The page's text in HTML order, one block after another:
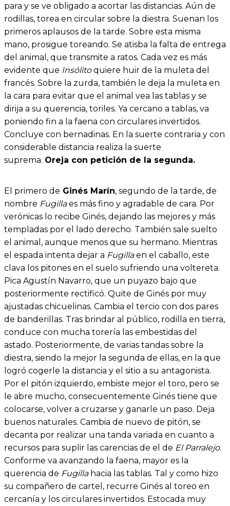
para y se ve obligado a acortar las distancias. Aún de
rodillas, torea en circular sobre la diestra. Suenan los
primeros aplausos de la tarde. Sobre esta misma
mano, prosigue toreando. Se atisba la falta de entrega
del animal, que transmite a ratos. Cada vez es más
evidente que Insólitoquiere huir de la muleta del
francés. Sobre la zurda, también le deja la muleta en
la cara para evitar que el animal vea las tablas y se
dirija a su querencia, toriles. Ya cercano a tablas, va
poniendo fin a la faena con circulares invertidos.
Concluye con bernadinas. En la suerte contraria y con
considerable distancia realiza la suerte
suprema. Oreja con petición de la segunda.
El primero de Ginés Marín, segundo de la tarde, de
nombre Fugillaes más fino y agradable de cara. Por
verónicas lo recibe Ginés, dejando las mejores y más
templadas por el lado derecho. También sale suelto
el animal, aunque menos que su hermano. Mientras
el espada intenta dejar a Fugillaen el caballo, este
clava los pitones en el suelo sufriendo una voltereta.
Pica Agustín Navarro, que un puyazo bajo que
posteriormente rectificó. Quite de Ginés por muy
ajustadas chicuelinas. Cambia el tercio con dos pares
de banderillas. Tras brindar al público, rodilla en tierra,
conduce con mucha torería las embestidas del
astado. Posteriormente, de varias tandas sobre la
diestra, siendo la mejor la segunda de ellas, en la que
logró cogerle la distancia y el sitio a su antagonista.
Por el pitón izquierdo, embiste mejor el toro, pero se
le abre mucho, consecuentemente Ginés tiene que
colocarse, volver a cruzarse y ganarle un paso. Deja
buenos naturales. Cambia de nuevo de pitón, se
decanta por realizar una tanda variada en cuanto a
recursos para suplir las carencias de el de El Parralejo.
Conforme va avanzando la faena, mayor es la
querencia de Fugillahacia las tablas. Tal y como hizo
su compañero de cartel, recurre Ginés al toreo en
cercanía y los circulares invertidos. Estocada muy